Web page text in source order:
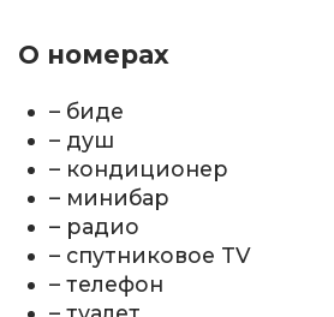
О номерах
– биде
– душ
– кондиционер
– минибар
– радио
– спутниковое TV
– телефон